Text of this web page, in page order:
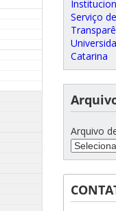
Serviço
Catarina
Arquivo